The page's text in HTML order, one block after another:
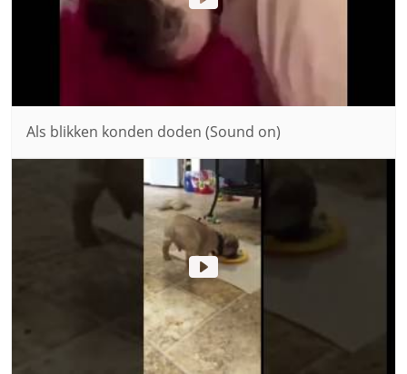
Als blikken konden doden (Sound on)